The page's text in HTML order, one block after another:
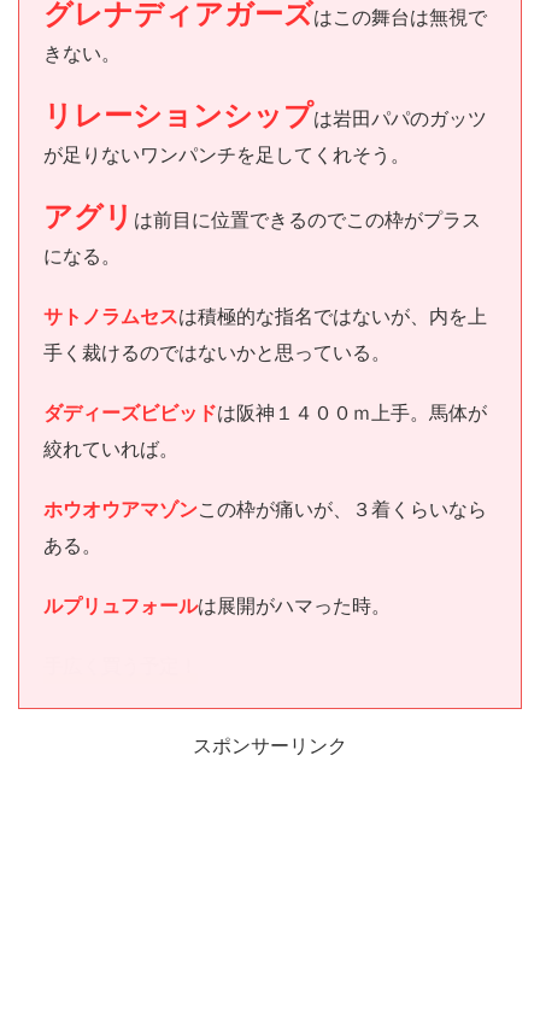
グレナディアガーズはこの舞台は無視で
きない。
リレーションシップは岩田パパのガッツ
が足りないワンパンチを足してくれそう。
アグリ は前目に位置できるのでこの枠がプラス
になる。
サトノラムセスは積極的な指名ではないが、内を上
手く裁けるのではないかと思っている。
ダディーズビビッドは阪神１４００ｍ上手。馬体が
絞れていれば。
ホウオウアマゾンこの枠が痛いが、３着くらいなら
ある。
ルプリュフォールは展開がハマった時。
スポンサーリンク